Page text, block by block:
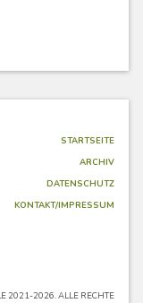
STARTSEITE
ARCHIV
DATENSCHUTZ
KONTAKT/IMPRESSUM
2021-2026. ALLE RECHTE